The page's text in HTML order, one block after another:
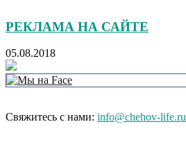
РЕКЛАМА НА САЙТЕ
05.08.2018
Свяжитесь с нами: info@chehov-life.ru